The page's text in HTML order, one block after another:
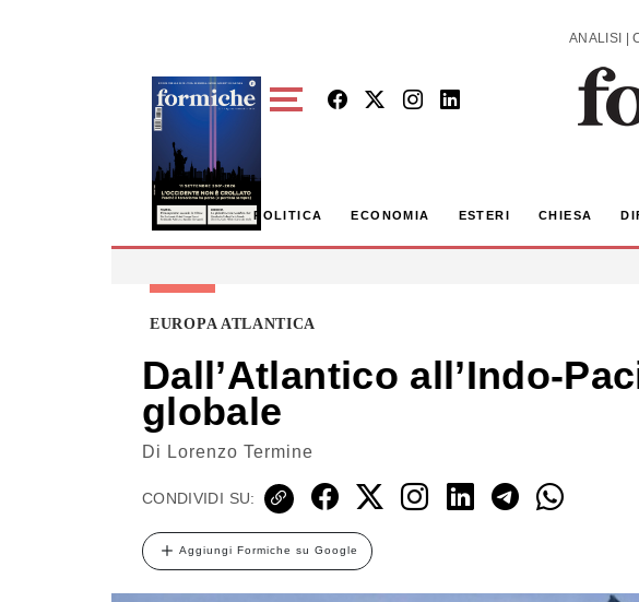
POLITICA ECONOMIA ESTERI CHIESA
EUROPA ATLANTICA
Dall’Atlantico all’Indo-
globale
Di Lorenzo Termine
CONDIVIDI SU:
Aggiungi Formiche su Google